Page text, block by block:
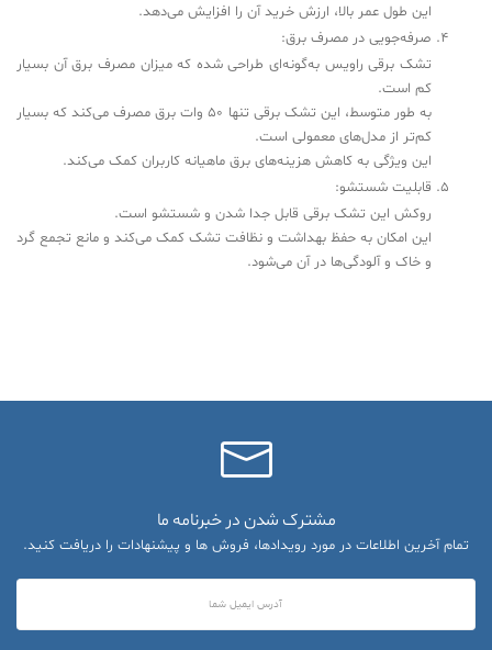
این طول عمر بالا، ارزش خرید آن را افزایش می‌دهد.
صرفه‌جویی در مصرف برق:
تشک برقی راویس به‌گونه‌ای طراحی شده که میزان مصرف برق آن بسیار
کم است.
به طور متوسط، این تشک برقی تنها 50 وات برق مصرف می‌کند که بسیار
کم‌تر از مدل‌های معمولی است.
این ویژگی به کاهش هزینه‌های برق ماهیانه کاربران کمک می‌کند.
قابلیت شستشو:
روکش این تشک برقی قابل جدا شدن و شستشو است.
این امکان به حفظ بهداشت و نظافت تشک کمک می‌کند و مانع تجمع گرد
و خاک و آلودگی‌ها در آن می‌شود.
مشترک شدن در خبرنامه ما
تمام آخرین اطلاعات در مورد رویدادها، فروش ها و پیشنهادات را دریافت کنید.